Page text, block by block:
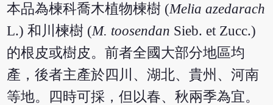
本品為楝科喬木植物楝樹 (Melia azedarach
L.) 和川楝樹 (M. toosendan Sieb. et Zucc.)
的根皮或樹皮。前者全國大部分地區均
產，後者主產於四川、湖北、貴州、河南
等地。四時可採，但以春、秋兩季為宜。